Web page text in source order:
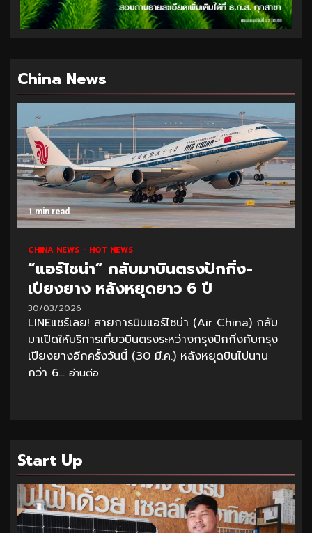
China News
1 min read
CHINA NEWS HOT NEWS
“แอร์ไชน่า” กลับมาบินตรงปักกิ่ง-
เปียงยาง หลังหยุดยาว 6 ปี
30/03/2026
LINEแชร์เลย! สายการบินแอร์ไชน่า (Air China) กลับ
มาเปิดให้บริการเที่ยวบินตรงระหว่างกรุงปักกิ่งกับกรุง
เปียงยางอีกครั้งวันนี้ (30 มี.ค.) หลังหยุดบินไปนาน
กว่า 6... อ่านต่อ
Start Up